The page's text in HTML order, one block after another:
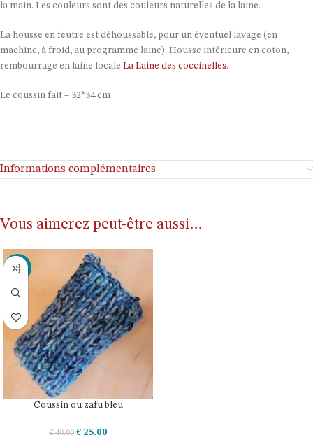
la main. Les couleurs sont des couleurs naturelles de la laine.
La housse en feutre est déhoussable, pour un éventuel lavage (en
machine, à froid, au programme laine). Housse intérieure en coton,
rembourrage en laine locale La Laine des coccinelles.
Le coussin fait – 32*34 cm
Informations complémentaires
Vous aimerez peut-être aussi…
-38%
Coussin ou zafu bleu
€40,00 € 25,00